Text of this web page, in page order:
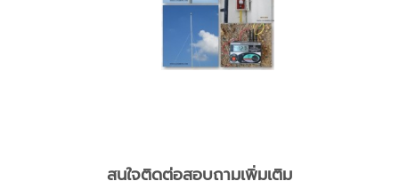
สนใจติดต่อสอบถามเพิ่มเติม